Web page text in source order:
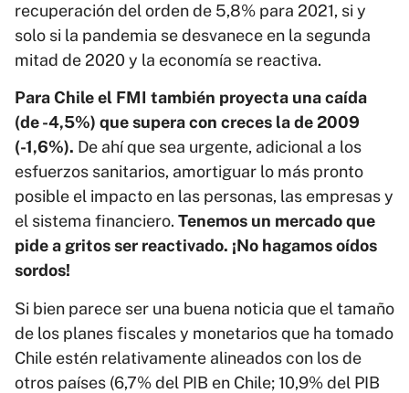
recuperación del orden de 5,8% para 2021, si y
solo si la pandemia se desvanece en la segunda
mitad de 2020 y la economía se reactiva.
Para Chile el FMI también proyecta una caída
(de -4,5%) que supera con creces la de 2009
(-1,6%). De ahí que sea urgente, adicional a los
esfuerzos sanitarios, amortiguar lo más pronto
posible el impacto en las personas, las empresas y
el sistema financiero. Tenemos un mercado que
pide a gritos ser reactivado. ¡No hagamos oídos
sordos!
Si bien parece ser una buena noticia que el tamaño
de los planes fiscales y monetarios que ha tomado
Chile estén relativamente alineados con los de
otros países (6,7% del PIB en Chile; 10,9% del PIB